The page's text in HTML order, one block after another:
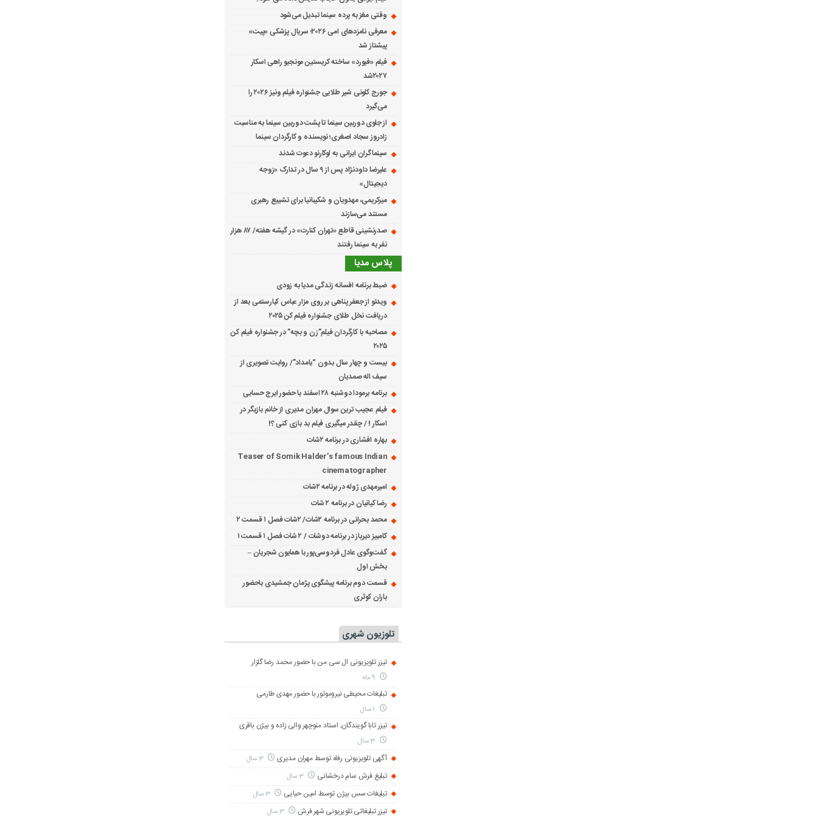
وقتی مغز به پرده سینما تبدیل می‌شود
معرفی نامزدهای امی ۲۰۲۶؛ سریال پزشکی «پیت»
پیشتاز شد
فیلم «فیورد» ساخته کریستین مونجیو راهی اسکار
۲۰۲۷شد
جورج کلونی شیر طلایی جشنواره فیلم ونیز ۲۰۲۶ را
می‌گیرد
از جلوی دوربین سینما تا پشت دوربین سینما به مناسبت
زادروز سجاد اصغری؛ نویسنده و کارگردان سینما
سینماگران ایرانی به لوکارنو دعوت شدند
علیرضا داودنژاد پس از ۹ سال در تدارک «زوجه
دیجیتال»
میرکریمی، مهدویان و شکیبانیا برای تشییع رهبری
مستند می‌سازند
صدرنشینی قاطع «تهران کنارت» در گیشه هفته/ ۸۷ هزار
نفر به سینما رفتند
پلاس مدیا
ضبط برنامه افسانه زندگی مدیا به زودی
ویدئو از جعفر پناهی بر روی مزار عباس کیارستمی بعد از
دریافت نخل طلای جشنواره فیلم کن ۲۰۲۵
مصاحبه با کارگردان فیلم”زن و بچه” در جشنواره فیلم کن
۲۰۲۵
بیست و چهار سال بدون “بامداد”/ روایت تصویری از
سیف اله صمدیان
برنامه برمودا دوشنبه ۲۸ اسفند با حضور ایرج حسابی
فیلم عجیب ترین سوال مهران مدیری از خانم بازیگر در
اسکار ! / چقدر میگیری فیلم بد بازی کنی ؟!
بهاره افشاری در برنامه ۲شات
Teaser of Somik Halder’s famous Indian
cinematographer
امیرمهدی ژوله در برنامه ۲شات
رضا کیانیان در برنامه ۲ شات
محمد بحرانی در برنامه ۲شات/ ۲شات فصل ۱ قسمت ۲
کامبیز دیرباز در برنامه دوشات / ۲ شات فصل ۱ قسمت ۱
گفت‌وگوی عادل فردوسی‌پور با همایون شجریان –
بخش اول
قسمت دوم برنامه پیشگوی پژمان جمشیدی باحضور
باران کوثری
تلوزیون شهری
تیزر تلویزیونی ال سی من با حضور محمد رضا گلزار
تبلیغات محیطی نیروموتور با حضور مهدی طارمی
تیزر تابا گویندگان; استاد منوچهر والی زاده و بیژن باقری
آگهی تلویزیونی رفاه توسط مهران مدیری 3 سال
تبلیغ فرش سام درخشانی 3 سال
تبلیغات سس بیژن توسط امین حیایی 3 سال
تیزر تبلیغاتی تلویزیونی شهر فرش 3 سال